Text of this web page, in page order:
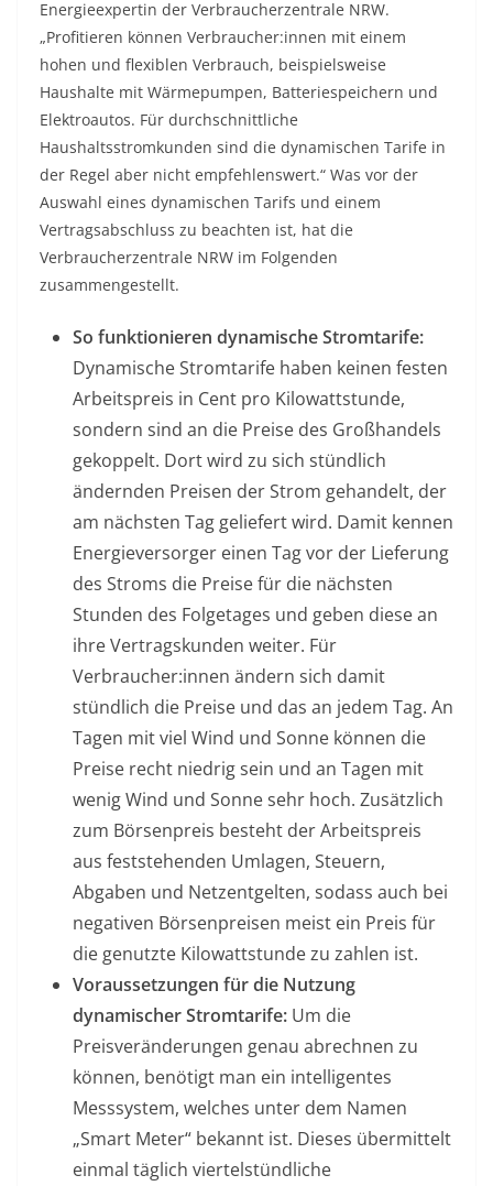
Energieexpertin der Verbraucherzentrale NRW.
„Profitieren können Verbraucher:innen mit einem
hohen und flexiblen Verbrauch, beispielsweise
Haushalte mit Wärmepumpen, Batteriespeichern und
Elektroautos. Für durchschnittliche
Haushaltsstromkunden sind die dynamischen Tarife in
der Regel aber nicht empfehlenswert.“ Was vor der
Auswahl eines dynamischen Tarifs und einem
Vertragsabschluss zu beachten ist, hat die
Verbraucherzentrale NRW im Folgenden
zusammengestellt.
So funktionieren dynamische Stromtarife:
Dynamische Stromtarife haben keinen festen
Arbeitspreis in Cent pro Kilowattstunde,
sondern sind an die Preise des Großhandels
gekoppelt. Dort wird zu sich stündlich
ändernden Preisen der Strom gehandelt, der
am nächsten Tag geliefert wird. Damit kennen
Energieversorger einen Tag vor der Lieferung
des Stroms die Preise für die nächsten
Stunden des Folgetages und geben diese an
ihre Vertragskunden weiter. Für
Verbraucher:innen ändern sich damit
stündlich die Preise und das an jedem Tag. An
Tagen mit viel Wind und Sonne können die
Preise recht niedrig sein und an Tagen mit
wenig Wind und Sonne sehr hoch. Zusätzlich
zum Börsenpreis besteht der Arbeitspreis
aus feststehenden Umlagen, Steuern,
Abgaben und Netzentgelten, sodass auch bei
negativen Börsenpreisen meist ein Preis für
die genutzte Kilowattstunde zu zahlen ist.
Voraussetzungen für die Nutzung
dynamischer Stromtarife: Um die
Preisveränderungen genau abrechnen zu
können, benötigt man ein intelligentes
Messsystem, welches unter dem Namen
„Smart Meter“ bekannt ist. Dieses übermittelt
einmal täglich viertelstündliche